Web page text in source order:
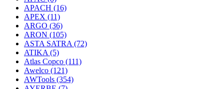
APACH (16)
APEX (11)
ARGO (36)
ARON (105)
ASTA SATRA (72)
ATIKA (5)
Atlas Copco (111)
Awelco (121)
AWTools (354)